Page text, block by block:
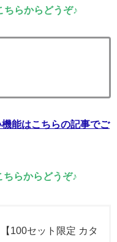
らからどうぞ♪
能はこちらの記事でご
らからどうぞ♪
100セット限定 カタ